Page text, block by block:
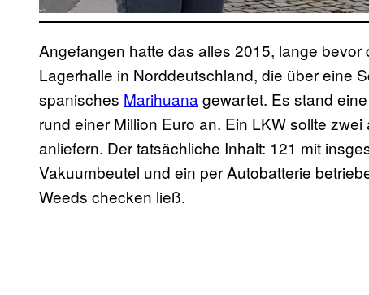
Angefangen hatte das alles 2015, lange
Lagerhalle in Norddeutschland, die über eine
spanisches Marihuana gewartet. Es stand
rund einer Million Euro an. Ein LKW sollte
anliefern. Der tatsächliche Inhalt: 121 mit
Vakuumbeutel und ein per Autobatterie
Weeds checken ließ.